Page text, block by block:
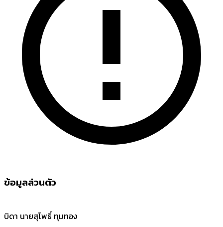
ข้อมูลส่วนตัว
บิดา นายสุโพธิ์ ทุมทอง